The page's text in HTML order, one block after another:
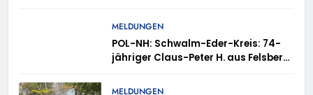
MELDUNGEN
POL-NH: Schwalm-Eder-Kreis: 74-
jähriger Claus-Peter H. aus Felsberg
MELDUNGEN